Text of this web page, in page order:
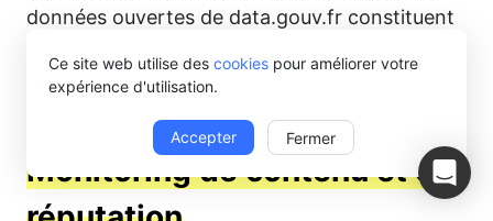
Ce site web utilise des cookies pour améliorer votre
expérience d'utilisation.
Accepter Fermer
données ouvertes de data.gouv.fr constituent
exploitée.
Monitoring de contenu et e-